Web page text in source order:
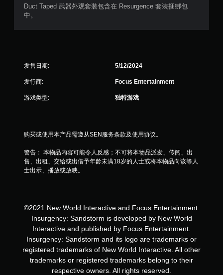
）
Duct Taped 武器外观套装包含在 Resurgence 套装捆绑包
中。
发售日期: 5/12/2024
发行商: Focus Entertainment
游戏类型: 独特游戏
购买或使用本产品需遵从SEN服务条款及使用协议。
警告： 本物品内容可能令人反感；不可将本物品派发、传阅、出
售、出租、交给或出借予年龄未满18岁的人士或将本物品向该等人
士出示、播放或放映。
©2021 New World Interactive and Focus Entertainment.
Insurgency: Sandstorm is developed by New World
Interactive and published by Focus Entertainment.
Insurgency: Sandstorm and its logo are trademarks or
registered trademarks of New World Interactive. All other
trademarks or registered trademarks belong to their
respective owners. All rights reserved.